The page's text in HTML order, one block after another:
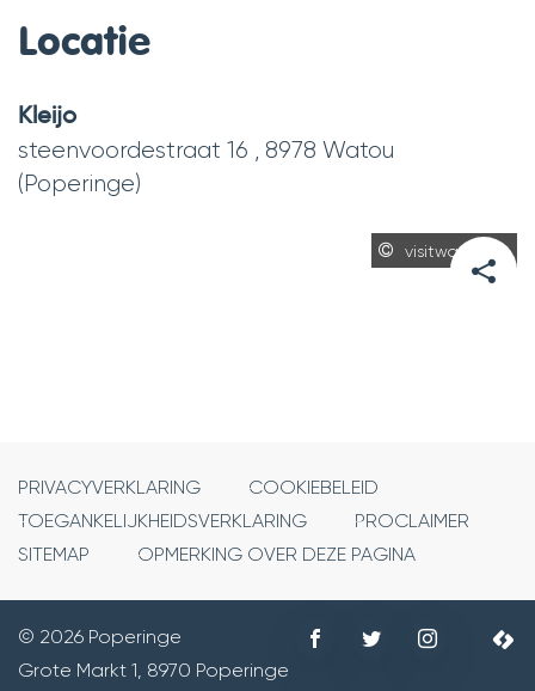
Locatie
Kleijo
steenvoordestraat 16 8978 Watou
(Poperinge)
visitwatou.be
PRIVACYVERKLARING
COOKIEBELEID
TOEGANKELIJKHEIDSVERKLARING
PROCLAIMER
SITEMAP
OPMERKING OVER DEZE PAGINA
© 2026 Poperinge
Adres
Grote Markt 1, 8970 Poperinge
Volg
Volg